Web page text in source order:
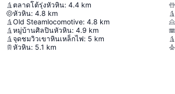
ตลาดโต้รุ่งหัวหิน: 4.4 km
หัวหิน: 4.8 km
Old Steamlocomotive: 4.8 km
หมู่บ้านศิลปินหัวหิน: 4.9 km
จุดชมวิวเขาหินเหล็กไฟ: 5 km
หัวหิน: 5.1 km